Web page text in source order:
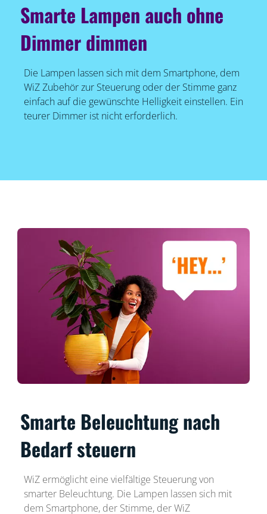
Smarte Lampen auch ohne
Dimmer dimmen
Die Lampen lassen sich mit dem Smartphone, dem
WiZ Zubehör zur Steuerung oder der Stimme ganz
einfach auf die gewünschte Helligkeit einstellen. Ein
teurer Dimmer ist nicht erforderlich.
Smarte Beleuchtung nach
Bedarf steuern
WiZ ermöglicht eine vielfältige Steuerung von
smarter Beleuchtung. Die Lampen lassen sich mit
dem Smartphone, der Stimme, der WiZ